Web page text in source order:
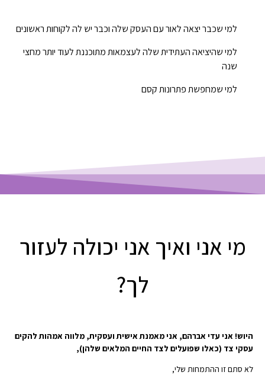
למי שכבר יצאה לאור עם העסק שלה וכבר יש לה לקוחות ראשונים
למי שהיציאה העתידית שלה לעצמאות מתוכננת לעוד יותר מחצי
שנה
למי שמחפשת פתרונות קסם
מי אני ואיך אני יכולה לעזור
לך?
היוש! אני עדי אברהם, אני מאמנת אישית ועסקית, מלווה אמהות להקים
עסקי צד (כאלו שפועלים לצד החיים המלאים שלהן),
לא סתם זו ההתמחות שלי,